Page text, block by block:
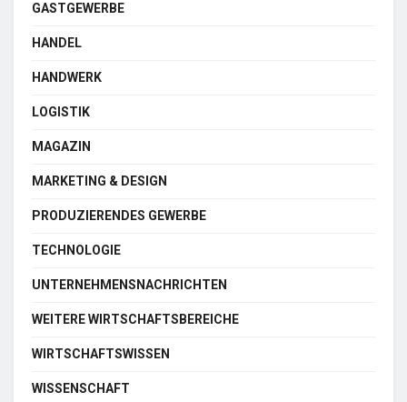
GASTGEWERBE
HANDEL
HANDWERK
LOGISTIK
MAGAZIN
MARKETING & DESIGN
PRODUZIERENDES GEWERBE
TECHNOLOGIE
UNTERNEHMENSNACHRICHTEN
WEITERE WIRTSCHAFTSBEREICHE
WIRTSCHAFTSWISSEN
WISSENSCHAFT